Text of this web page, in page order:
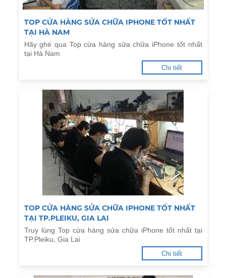
TOP CỬA HÀNG SỬA CHỮA IPHONE TỐT NHẤT
TẠI HÀ NAM
Hãy ghé qua Top cửa hàng sửa chữa iPhone tốt nhất
tại Hà Nam
Chi tiết
TOP CỬA HÀNG SỬA CHỮA IPHONE TỐT NHẤT
TẠI TP.PLEIKU, GIA LAI
Truy lùng Top cửa hàng sửa chữa iPhone tốt nhất tại
TP.Pleiku, Gia Lai
Chi tiết